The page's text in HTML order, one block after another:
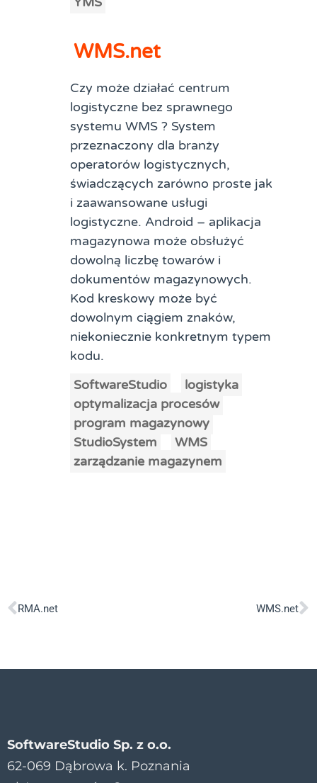
WMS.net
Czy może działać centrum
logistyczne bez sprawnego
systemu WMS ? System
przeznaczony dla branży
operatorów logistycznych,
świadczących zarówno proste jak
i zaawansowane usługi
logistyczne. Android – aplikacja
magazynowa może obsłużyć
dowolną liczbę towarów i
dokumentów magazynowych.
Kod kreskowy może być
dowolnym ciągiem znaków,
niekoniecznie konkretnym typem
kodu.
SoftwareStudio
logistyka
optymalizacja procesów
program magazynowy
StudioSystem
WMS
zarządzanie magazynem
RMA.net WMS.net
SoftwareStudio Sp. z o.o.
62-069 Dąbrowa k. Poznania